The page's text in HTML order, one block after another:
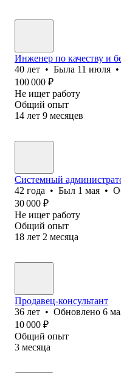
Инженер по качеству и
40 лет • Была 11 июля •
100 000 ₽
Не ищет работу
Общий опыт
14 лет 9 месяцев
Системный
42 года • Был 1 мая •
30 000 ₽
Не ищет работу
Общий опыт
18 лет 2 месяца
Продавец-консультант
36 лет • Обновлено 6
10 000 ₽
Общий опыт
3 месяца